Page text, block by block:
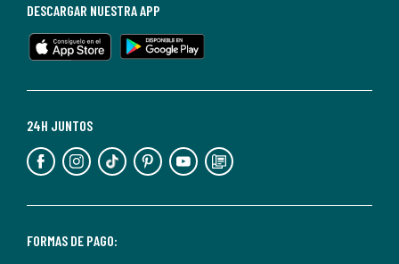
en
cualquier
Para
información,
puedes
nuestra
FORMAS DE PAGO:
24H JUNTOS
DESCARGAR NUESTRA APP